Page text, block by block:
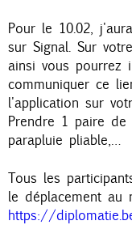
Pour le 10.02,
sur Signal. Sur
ainsi vous pourrez
communiquer ce
l'application sur
Prendre 1 paire
parapluie pliable,…
Tous les
le déplacement au
https://